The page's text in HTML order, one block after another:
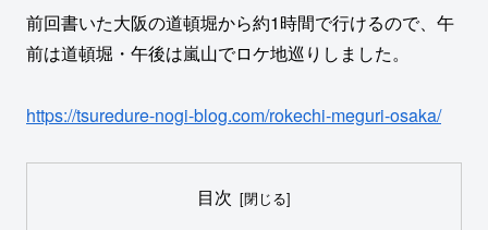
前回書いた大阪の道頓堀から約1時間で行けるので、午
前は道頓堀・午後は嵐山でロケ地巡りしました。
https://tsuredure-nogi-blog.com/rokechi-meguri-osaka/
目次